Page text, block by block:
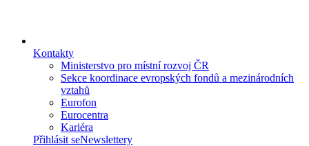
Kontakty
Ministerstvo pro místní rozvoj ČR
Sekce koordinace evropských fondů a mezinárodních
vztahů
Eurofon
Eurocentra
Kariéra
Přihlásit seNewslettery